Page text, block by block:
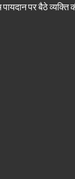
पर बैठे व्यक्ति